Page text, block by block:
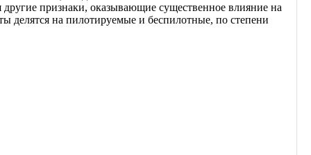
признаки, оказывающие существенное влияние на
делятся на пилотируемые и беспилотные, по степени